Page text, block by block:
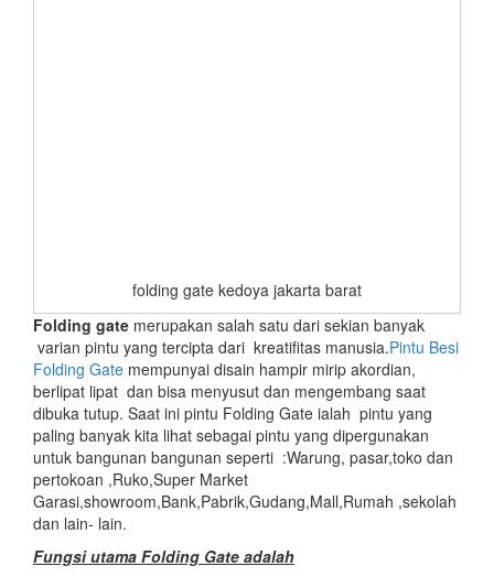
folding gate kedoya jakarta barat
Folding gate merupakan salah satu dari sekian banyak
varian pintu yang tercipta dari kreatifitas manusia.Pintu Besi
Folding Gate mempunyai disain hampir mirip akordian,
berlipat lipat dan bisa menyusut dan mengembang saat
dibuka tutup. Saat ini pintu Folding Gate ialah pintu yang
paling banyak kita lihat sebagai pintu yang dipergunakan
untuk bangunan bangunan seperti :Warung, pasar,toko dan
pertokoan ,Ruko,Super Market
Garasi,showroom,Bank,Pabrik,Gudang,Mall,Rumah ,sekolah
dan lain- lain.
Fungsi utama Folding Gate adalah